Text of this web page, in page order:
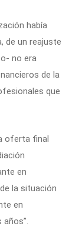
había
de un reajuste
no era
de la
que
oferta final
en
la situación
en